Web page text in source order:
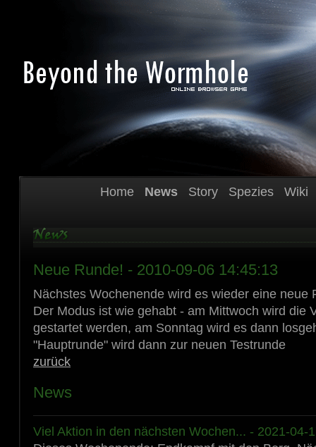
Home News Story Spezies Wiki
Neue Runde! - 2010-09-06 14:45:13
Nächstes Wochenende wird es wieder eine neue
Der Modus ist wie gehabt - am Mittwoch wird die
gestartet werden, am Sonntag wird es dann
"Hauptrunde" wird dann zur neuen Testrunde
zurück
News
Viel Aktion in den nächsten Wochen... - 2021-04-